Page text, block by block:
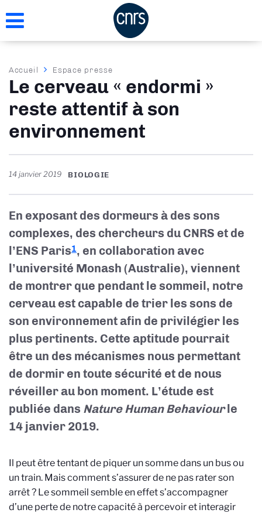
au
Fil
d'Ariane
Accueil Espace presse
Le cerveau « endormi »
reste attentif à son
environnement
14 janvier 2019 BIOLOGIE
En exposant des dormeurs à des sons
complexes, des chercheurs du CNRS et de
l’ENS Paris1, en collaboration avec
l’université Monash (Australie), viennent
de montrer que pendant le sommeil, notre
cerveau est capable de trier les sons de
son environnement afin de privilégier les
plus pertinents. Cette aptitude pourrait
être un des mécanismes nous permettant
de dormir en toute sécurité et de nous
réveiller au bon moment. L’étude est
publiée dans Nature Human Behaviourle
14 janvier 2019.
Il peut être tentant de piquer un somme dans un bus ou
un train. Mais comment s’assurer de ne pas rater son
arrêt ? Le sommeil semble en effet s’accompagner
d’une perte de notre capacité à percevoir et interagir